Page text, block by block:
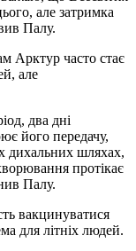
але затримка
Палу.
Арктур часто стає
але
два дні
його передачу,
дихальних шляхах,
протікає
Палу.
вакцинуватися
для літніх людей.